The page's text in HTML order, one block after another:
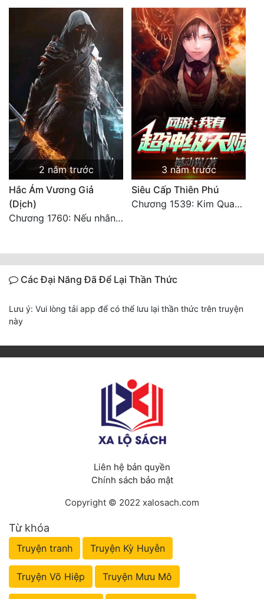
2 năm trước
Hắc Ám Vương Giả
(Dịch)
Chương 1760: Nếu nhân sinh như lần đầu gặp gỡ
3 năm trước
Siêu Cấp Thiên Phú
Chương 1539: Kim Quang Kiếm Tôn
Các Đại Năng Đã Để Lại Thần Thức
Lưu ý: Vui lòng tải app để có thể lưu lại thần thức trên truyện
này
Liên hệ bản quyền
Chính sách bảo mật
Copyright © 2022 xalosach.com
Từ khóa
Truyện tranh Truyện Kỳ Huyễn
Truyện Võ Hiệp Truyện Mưu Mô